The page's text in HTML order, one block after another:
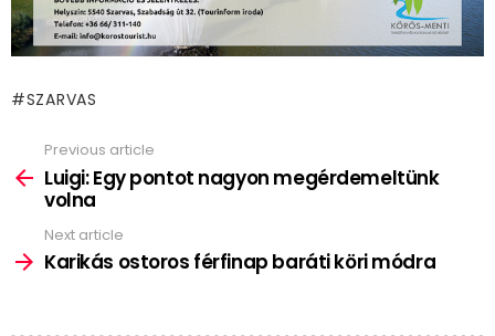
SZARVAS
more
Previous article
Luigi: Egy pontot nagyon megérdemeltünk
volna
Next article
Karikás ostoros férfinap baráti köri módra